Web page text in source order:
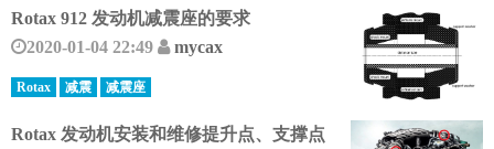
Rotax 912 发动机减震座的要求
2020-01-04 22:49
mycax
Rotax 减震 减震座
Rotax 发动机安装和维修提升点、支撑点